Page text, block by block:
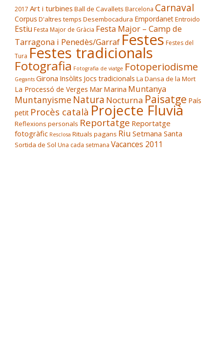
2017 Art i turbines Ball de Cavallets Barcelona Carnaval
Corpus D'altres temps Desembocadura EmpordanetEntroido
Estiu Festa Major de Gràcia Festa Major – Camp de
Tarragona i Penedès/Garraf Festes Festes del
Tura Festes tradicionals
Fotografia Fotografia de viatge Fotoperiodisme
Gegants Girona Insòlits Jocs tradicionals La Dansa de la Mort
La Processó de Verges Mar Marina Muntanya
Muntanyisme Natura Nocturna Paisatge País
petit Procès català Projecte Fluvià
Reflexions personals Reportatge Reportatge
fotogràfic Resclosa Rituals pagans Riu Setmana Santa
Sortida de Sol Una cada setmana Vacances 2011